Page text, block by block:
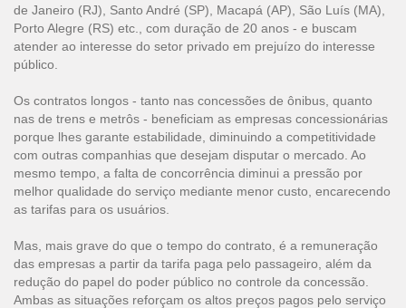
de Janeiro (RJ), Santo André (SP), Macapá (AP), São Luís (MA),
Porto Alegre (RS) etc., com duração de 20 anos - e buscam
atender ao interesse do setor privado em prejuízo do interesse
público.
Os contratos longos - tanto nas concessões de ônibus, quanto
nas de trens e metrôs - beneficiam as empresas concessionárias
porque lhes garante estabilidade, diminuindo a competitividade
com outras companhias que desejam disputar o mercado. Ao
mesmo tempo, a falta de concorrência diminui a pressão por
melhor qualidade do serviço mediante menor custo, encarecendo
as tarifas para os usuários.
Mas, mais grave do que o tempo do contrato, é a remuneração
das empresas a partir da tarifa paga pelo passageiro, além da
redução do papel do poder público no controle da concessão.
Ambas as situações reforçam os altos preços pagos pelo serviço